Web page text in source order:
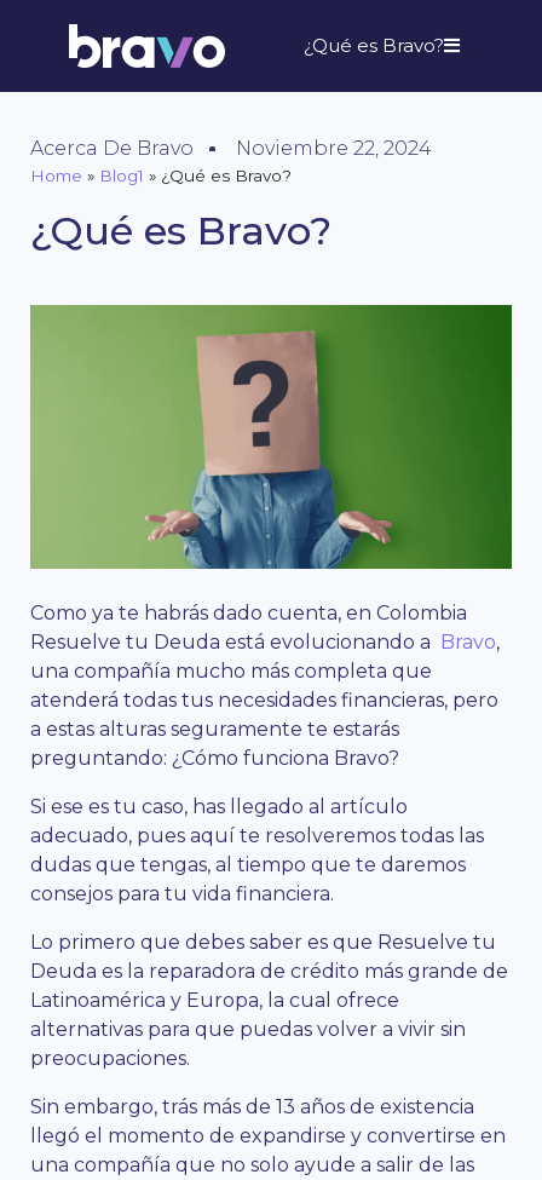
¿Qué es Bravo?
Acerca De Bravo Noviembre 22, 2024
Home » Blog1 » ¿Qué es Bravo?
¿Qué es Bravo?
Como ya te habrás dado cuenta, en Colombia
Resuelve tu Deuda está evolucionando a Bravo,
una compañía mucho más completa que
atenderá todas tus necesidades financieras, pero
a estas alturas seguramente te estarás
preguntando: ¿Cómo funciona Bravo?
Si ese es tu caso, has llegado al artículo
adecuado, pues aquí te resolveremos todas las
dudas que tengas, al tiempo que te daremos
consejos para tu vida financiera.
Lo primero que debes saber es que Resuelve tu
Deuda es la reparadora de crédito más grande de
Latinoamérica y Europa, la cual ofrece
alternativas para que puedas volver a vivir sin
preocupaciones.
Sin embargo, trás más de 13 años de existencia
llegó el momento de expandirse y convertirse en
una compañía que no solo ayude a salir de las